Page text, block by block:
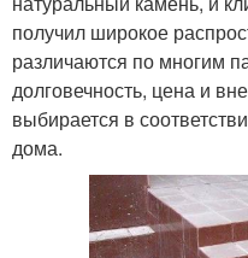
получил широкое
различаются по многим
долговечность, цена и
выбирается в
дома.